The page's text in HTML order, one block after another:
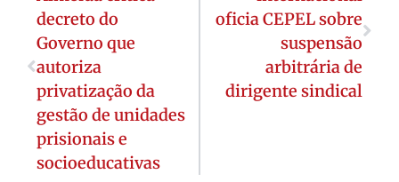
decreto do
Governo que
autoriza
privatização da
gestão de unidades
prisionais e
socioeducativas
oficia CEPEL sobre
suspensão
arbitrária de
dirigente sindical